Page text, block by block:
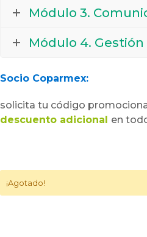
Módulo 3.
Módulo 4.
Socio Coparmex:
solicita tu código
descuento adicional en
¡Agotado!